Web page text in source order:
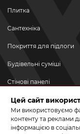
Плитка
Сантехніка
Покриття для підлоги
Будівельні суміші
Стінові панелі
Новинки
Акційні товари
Цей сайт
Ми використовуємо
контенту та реклами
інформацією в